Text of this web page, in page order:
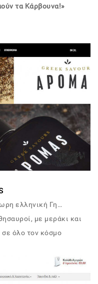
τα Κάρβουνα!»
ελληνική Γη…
με μεράκι και
σε όλο τον κόσμο